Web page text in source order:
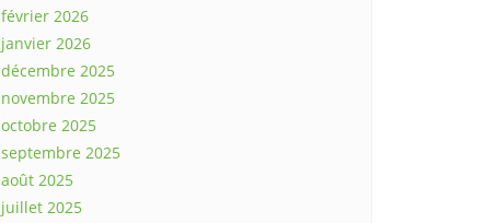
février 2026
janvier 2026
décembre 2025
novembre 2025
octobre 2025
septembre 2025
août 2025
juillet 2025